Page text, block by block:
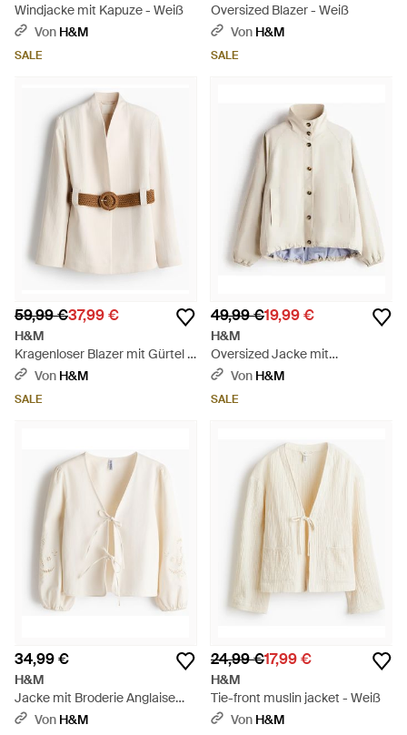
Windjacke mit Kapuze - Weiß
Von H&M
SALE
Oversized Blazer - Weiß
Von H&M
SALE
59,99 €37,99 €
H&M
Kragenloser Blazer mit Gürtel -
WeißVon H&M
SALE
49,99 €19,99 €
H&M
Oversized Jacke mit
Ballonsaum - Weiß
Von H&M
SALE
34,99 €
H&M
Jacke mit Broderie Anglaise
und Bindebändern - Weiß
Von H&M
24,99 €17,99 €
H&M
Tie-front muslin jacket - Weiß
Von H&M